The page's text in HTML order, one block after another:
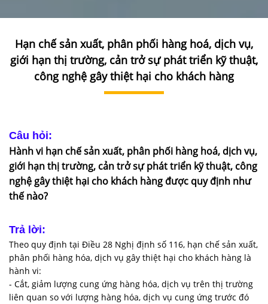
DỊCH
VỤ
THỦ
TỤC
LIÊN
HỆ
Hạn chế sản xuất, phân phối hàng hoá, dịch vụ,
giới hạn thị trường, cản trở sự phát triển kỹ thuật,
công nghệ gây thiệt hại cho khách hàng
Câu hỏi:
Hành vi hạn chế sản xuất, phân phối hàng hoá, dịch vụ,
giới hạn thị trường, cản trở sự phát triển kỹ thuật, công
nghệ gây thiệt hại cho khách hàng được quy định như
thế nào?
Trả lời:
Theo quy định tại Điều 28 Nghị định số 116, hạn chế sản xuất,
phân phối hàng hóa, dịch vụ gây thiệt hại cho khách hàng là
hành vi:
- Cắt, giảm lượng cung ứng hàng hóa, dịch vụ trên thị trường
liên quan so với lượng hàng hóa, dịch vụ cung ứng trước đó